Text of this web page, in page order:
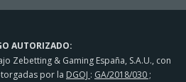
AUTORIZADO:
Zebetting & Gaming España, S.A.U., con
por la DGOJ : GA/2018/030 ;